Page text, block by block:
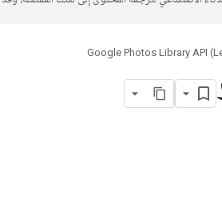
Google Photos Library API